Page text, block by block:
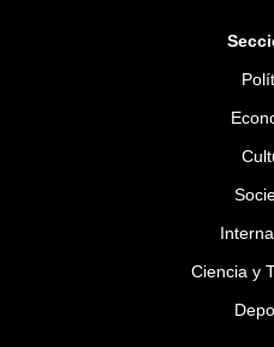
Ciencia y